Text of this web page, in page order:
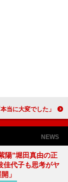
に挑戦 ダンス＆歌唱シーン「本当に大変でした」
NEWS
陽”堀田真由の正
佳代子も思考がヤ
」